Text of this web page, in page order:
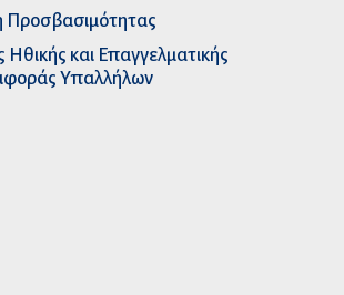
Ηθικής και Επαγγελματικής
Υπαλλήλων